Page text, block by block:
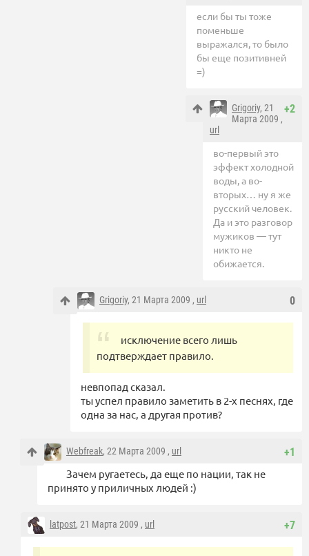
если бы ты тоже
поменьше
выражался, то было
бы еще позитивней
=)
+2
Grigoriy, 21
Марта 2009 ,
url
во-первый это
эффект холодной
воды, а во-
вторых… ну я же
русский человек.
Да и это разговор
мужиков — тут
никто не
обижается.
0
Grigoriy, 21 Марта 2009 , url
исключение всего лишь
подтверждает правило.
невпопад сказал.
ты успел правило заметить в 2-х песнях, где
одна за нас, а другая против?
+1
Webfreak, 22 Марта 2009 , url
Зачем ругаетесь, да еще по нации, так не
принято у приличных людей :)
+7
latpost, 21 Марта 2009 , url